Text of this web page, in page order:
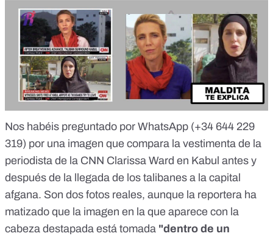
Nos habéis preguntado por WhatsApp (+34 644 229
319) por una imagen que compara la vestimenta de la
periodista de la CNN Clarissa Ward en Kabul antes y
después de la llegada de los talibanes a la capital
afgana. Son dos fotos reales, aunque la reportera ha
matizado que la imagen en la que aparece con la
cabeza destapada está tomada "dentro de un